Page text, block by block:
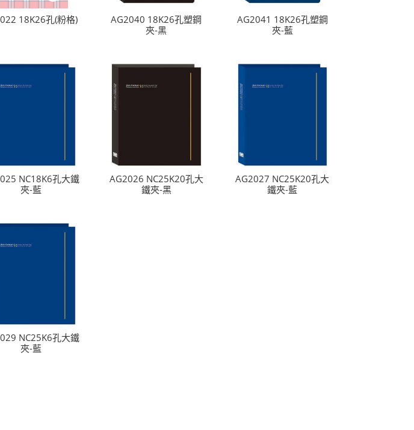
18K26孔(粉格)
AG2040 18K26孔塑鋼
夾-黑
AG2041 18K26孔塑鋼
夾-藍
NC18K6孔大鐵
夾-藍
AG2026 NC25K20孔大
鐵夾-黑
AG2027 NC25K20孔大
鐵夾-藍
NC25K6孔大鐵
夾-藍